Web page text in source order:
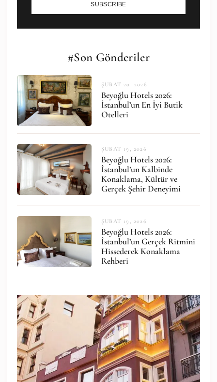
SUBSCRIBE
#Son Gönderiler
ŞUBAT 20, 2026
Beyoğlu Hotels 2026:
İstanbul’un En İyi Butik
Otelleri
ŞUBAT 19, 2026
Beyoğlu Hotels 2026:
İstanbul’un Kalbinde
Konaklama, Kültür ve
Gerçek Şehir Deneyimi
ŞUBAT 19, 2026
Beyoğlu Hotels 2026:
İstanbul’un Gerçek Ritmini
Hissederek Konaklama
Rehberi